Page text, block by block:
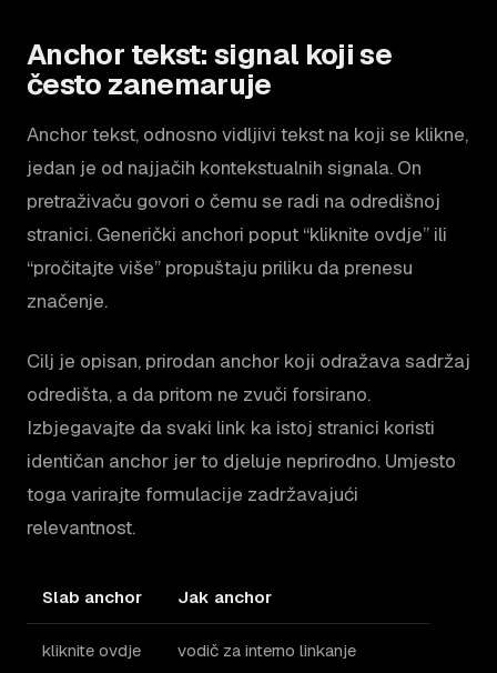
Anchor tekst: signal koji se
često zanemaruje
Anchor tekst, odnosno vidljivi tekst na koji se klikne,
jedan je od najjačih kontekstualnih signala. On
pretraživaču govori o čemu se radi na odredišnoj
stranici. Generički anchori poput “kliknite ovdje” ili
“pročitajte više” propuštaju priliku da prenesu
značenje.
Cilj je opisan, prirodan anchor koji odražava sadržaj
odredišta, a da pritom ne zvuči forsirano.
Izbjegavajte da svaki link ka istoj stranici koristi
identičan anchor jer to djeluje neprirodno. Umjesto
toga varirajte formulacije zadržavajući
relevantnost.
Slab anchor Jak anchor
kliknite ovdje vodič za interno linkanje